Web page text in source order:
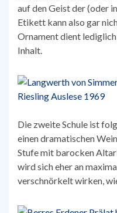
auf den Geist der (oder
Etikett kann also gar
Ornament dient
Inhalt.
Die zweite Schule ist
einen dramatischen
Stufe mit barocken
wird sich eher an
verschnörkelt wirken,